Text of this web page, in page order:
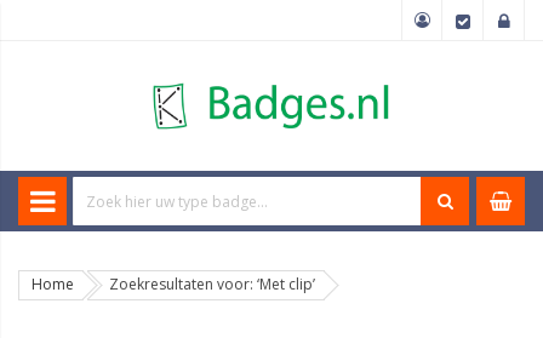
Home Zoekresultaten voor: ‘Met clip’